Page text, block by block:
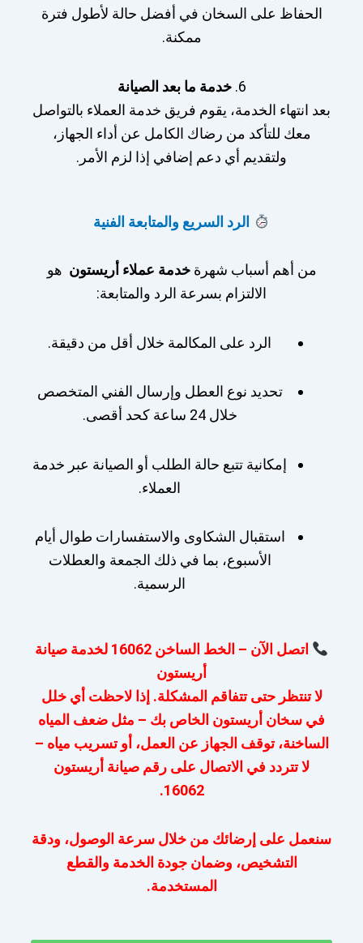
الحفاظ على السخان في أفضل حالة لأطول فترة
ممكنة.
6. خدمة ما بعد الصيانة
بعد انتهاء الخدمة، يقوم فريق خدمة العملاء بالتواصل
معك للتأكد من رضاك الكامل عن أداء الجهاز،
ولتقديم أي دعم إضافي إذا لزم الأمر.
الرد السريع والمتابعة الفنية
من أهم أسباب شهرةخدمة عملاء أريستون هو
الالتزام بسرعة الرد والمتابعة:
الرد على المكالمة خلال أقل من دقيقة.
تحديد نوع العطل وإرسال الفني المتخصص
خلال 24 ساعة كحد أقصى.
إمكانية تتبع حالة الطلب أو الصيانة عبر خدمة
العملاء.
استقبال الشكاوى والاستفسارات طوال أيام
الأسبوع، بما في ذلك الجمعة والعطلات
الرسمية.
اتصل الآن – الخط الساخن 16062 لخدمة صيانة
أريستون
لا تنتظر حتى تتفاقم المشكلة. إذا لاحظت أي خلل
في سخان أريستون الخاص بك – مثل ضعف المياه
الساخنة، توقف الجهاز عن العمل، أو تسريب مياه –
لا تتردد في الاتصال على رقم صيانة أريستون
16062.
سنعمل على إرضائك من خلال سرعة الوصول، ودقة
التشخيص، وضمان جودة الخدمة والقطع
المستخدمة.